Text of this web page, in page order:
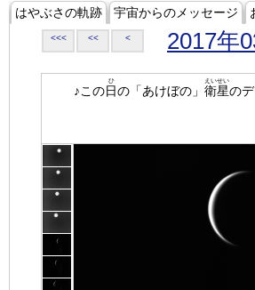
はやぶさの軌跡 宇宙からのメッセージ
<<< << < 2017年
♪この日
ひ
の「あけぼの」 衛星
えいせい
の